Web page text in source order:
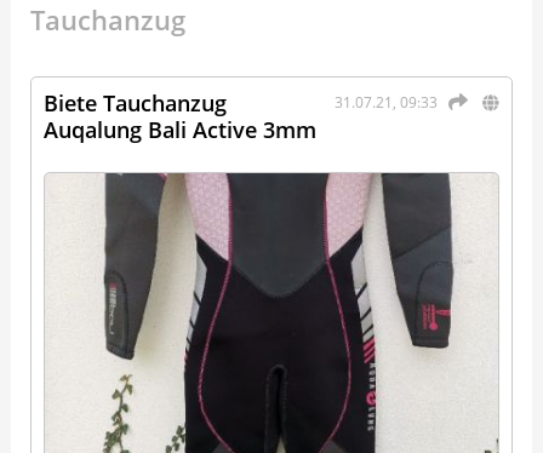
Tauchanzug
31.07.21, 09:33
Biete Tauchanzug
Auqalung Bali Active 3mm